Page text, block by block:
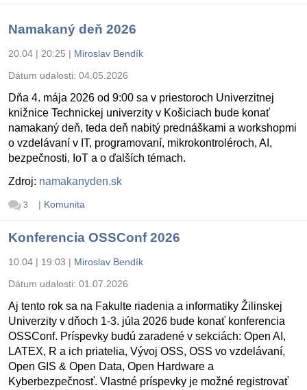
Namakaný deň 2026
20.04 | 20:25 | Miroslav Bendík
Dátum udalosti: 04.05.2026
Dňa 4. mája 2026 od 9:00 sa v priestoroch Univerzitnej
knižnice Technickej univerzity v Košiciach bude konať
namakaný deň, teda deň nabitý prednáškami a workshopmi
o vzdelávaní v IT, programovaní, mikrokontroléroch, AI,
bezpečnosti, IoT a o ďalších témach.
Zdroj: namakanyden.sk
3 | Komunita
Konferencia OSSConf 2026
10.04 | 19:03 | Miroslav Bendík
Dátum udalosti: 01.07.2026
Aj tento rok sa na Fakulte riadenia a informatiky Žilinskej
Univerzity v dňoch 1-3. júla 2026 bude konať konferencia
OSSConf. Príspevky budú zaradené v sekciách: Open AI,
LATEX, R a ich priatelia, Vývoj OSS, OSS vo vzdelávaní,
Open GIS & Open Data, Open Hardware a
Kyberbezpečnosť. Vlastné príspevky je možné registrovať